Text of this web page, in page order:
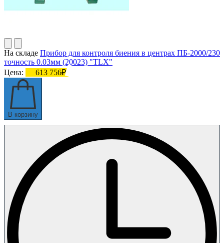
На складе Прибор для контроля биения в центрах ПБ-2000/230
точность 0.03мм (20023) "TLX"
Цена:
613 756₽
В корзину